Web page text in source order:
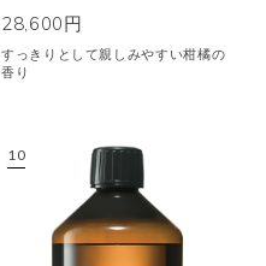
28,600円
すっきりとして親しみやすい柑橘の
香り